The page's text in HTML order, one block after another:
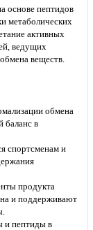
основе пептидов
метаболических
активных
ведущих
веществ.
обмена
баланс в
спортсменам и
продукта
и поддерживают
и пептиды в